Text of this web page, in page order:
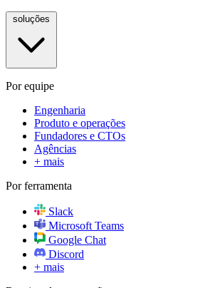
Por equipe
Engenharia
Produto e operações
Fundadores e CTOs
Agências
+ mais
Por ferramenta
Slack
Microsoft Teams
Google Chat
Discord
+ mais